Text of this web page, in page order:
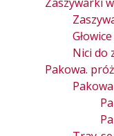
Nici do
Pakowa.